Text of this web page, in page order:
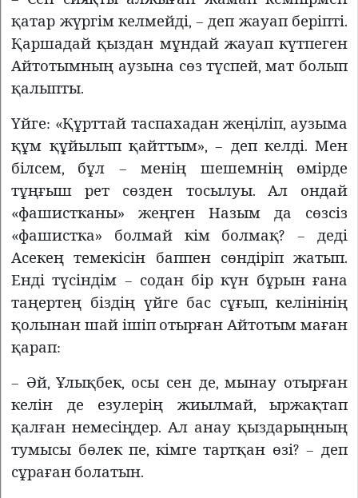
қатар жүргім келмейді, – деп жауап беріпті.
Қаршадай қыздан мұндай жауап күтпеген
Айтотымның аузына сөз түспей, мат болып
қалыпты.
Үйге: «Құрттай таспахадан жеңіліп, аузыма
құм құйылып қайттым», – деп келді. Мен
білсем, бұл – менің шешемнің өмірде
тұңғыш рет сөзден тосылуы. Ал ондай
«фашистканы» жеңген Назым да сөзсіз
«фашистка» болмай кім болмақ? – деді
Асекең темекісін баппен сөндіріп жатып.
Енді түсіндім – содан бір күн бұрын ғана
таңертең біздің үйге бас сұғып, келінінің
қолынан шай ішіп отырған Айтотым маған
қарап:
– Әй, Ұлықбек, осы сен де, мынау отырған
келін де езулерің жиылмай, ыржақтап
қалған немесіңдер. Ал анау қыздарыңның
тумысы бөлек пе, кімге тартқан өзі? – деп
сұраған болатын.